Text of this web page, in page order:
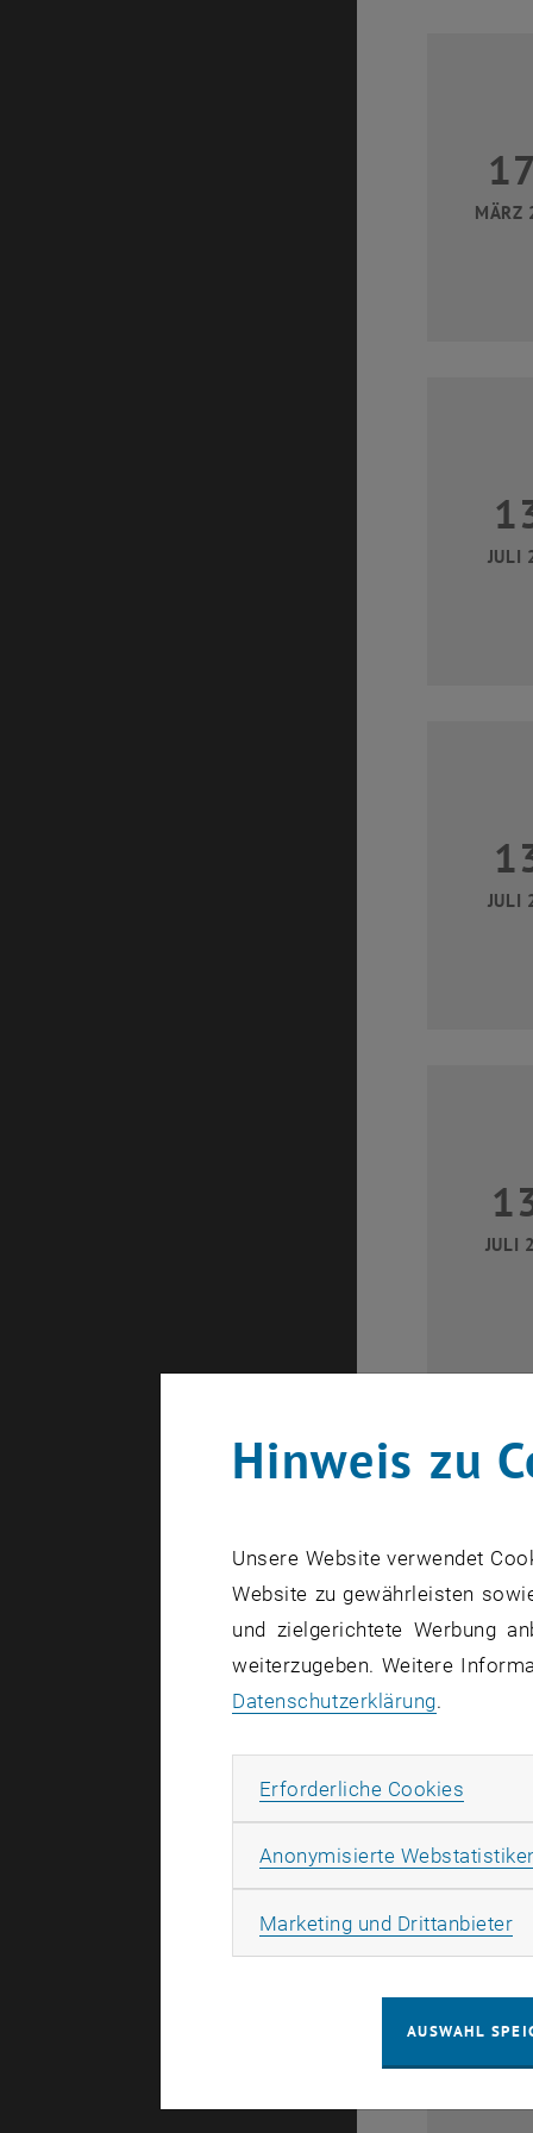
17
MÄRZ
JULI
JULI
JULI
JULI
Hinweis zu
Unsere Website verwendet
Website zu gewährleisten
und zielgerichtete Werbung
weiterzugeben. Weitere
Datenschutzerklärung.
Erforderliche Cookies
Anonymisierte
Marketing und Drittanbieter
AUSWAHL